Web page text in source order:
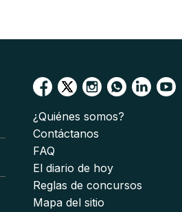
¿Quiénes somos?
Contáctanos
FAQ
El diario de hoy
Reglas de concursos
Mapa del sitio